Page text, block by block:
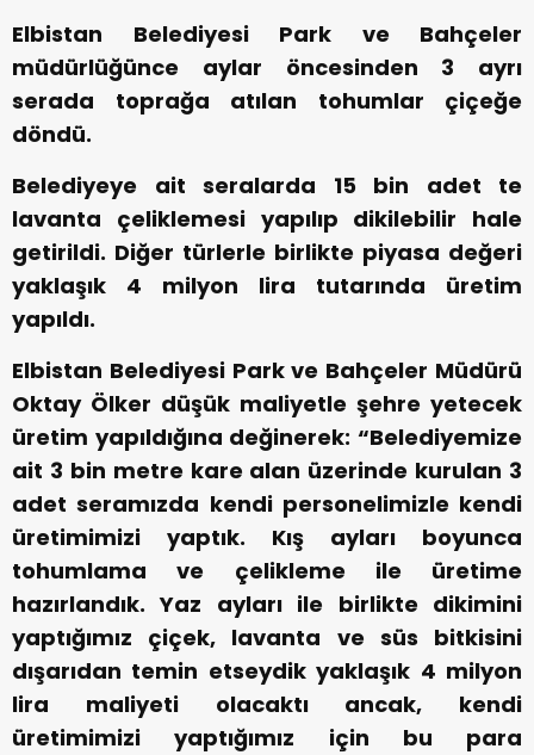
Elbistan Belediyesi Park ve Bahçeler
müdürlüğünce aylar öncesinden 3 ayrı
serada toprağa atılan tohumlar çiçeğe
döndü.
Belediyeye ait seralarda 15 bin adet te
lavanta çeliklemesi yapılıp dikilebilir hale
getirildi. Diğer türlerle birlikte piyasa değeri
yaklaşık 4 milyon lira tutarında üretim
yapıldı.
Elbistan Belediyesi Park ve Bahçeler Müdürü
Oktay Ölker düşük maliyetle şehre yetecek
üretim yapıldığına değinerek: “Belediyemize
ait 3 bin metre kare alan üzerinde kurulan 3
adet seramızda kendi personelimizle kendi
üretimimizi yaptık. Kış ayları boyunca
tohumlama ve çelikleme ile üretime
hazırlandık. Yaz ayları ile birlikte dikimini
yaptığımız çiçek, lavanta ve süs bitkisini
dışarıdan temin etseydik yaklaşık 4 milyon
lira maliyeti olacaktı ancak, kendi
üretimimizi yaptığımız için bu para